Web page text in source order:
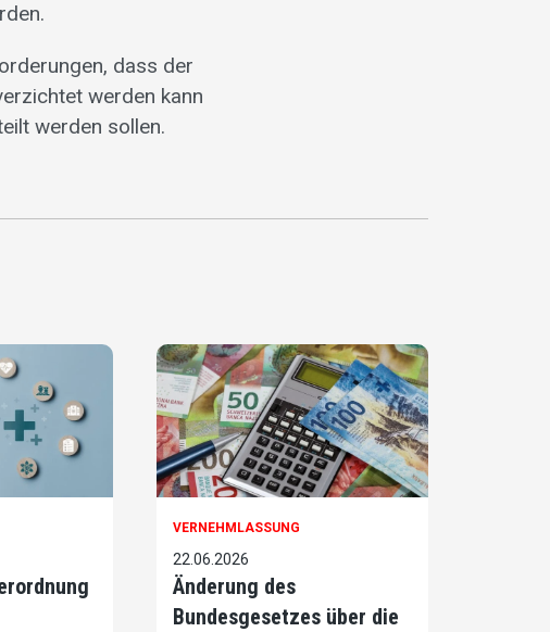
dass der
werden kann
werden sollen.
VERNEHMLASSUNG
22.06.2026
Änderung des
Bundesgesetzes über die